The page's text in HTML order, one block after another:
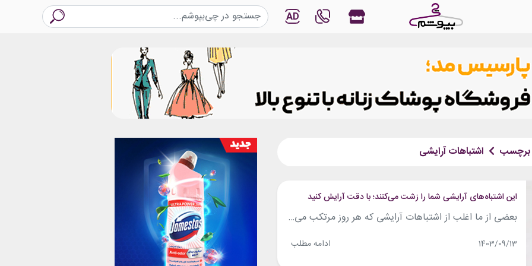
AD
برچسب اشتباهات آرایشی
این اشتباه‌های آرایشی شما را زشت می‌کنند؛ با دقت آرایش کنید
بعضی از ما اغلب از اشتباهات آرایشی که هر روز مرتکب می شویم بی اطلاع هستیم. پیدا کردن لوازم آرایشی خوب و برندهای لوازم آرایشی که مناسب صورت شماست و چطور استفاده کردن آن ها روی پوست کار ساده ای نیست و ممکن است سالها طول بکشد تا بعضی افراد بالاخره درست آرایش کردن را...
1403/09/13 ادامه مطلب